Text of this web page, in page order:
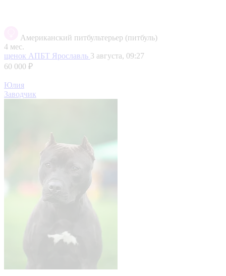
Американский питбультерьер (питбуль)
4 мес.
щенок АПБТ Ярославль 3 августа, 09:27
60 000 ₽
Юлия
Заводчик